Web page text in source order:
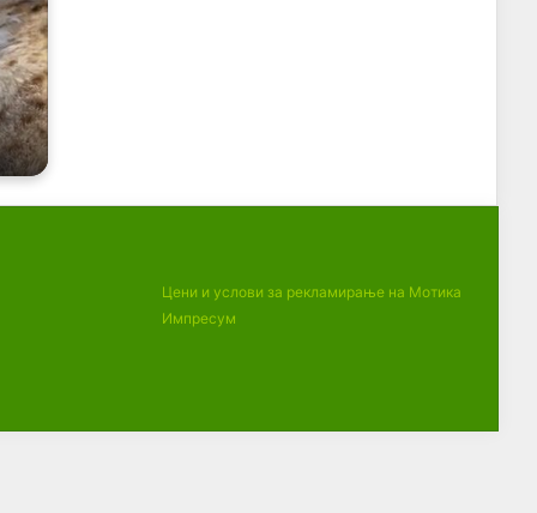
Цени и услови за рекламирање на Мотика
Импресум